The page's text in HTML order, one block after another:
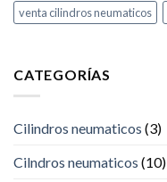
venta cilindros neumaticos
CATEGORÍAS
Cilindros neumaticos (3)
Cilndros neumaticos (10)